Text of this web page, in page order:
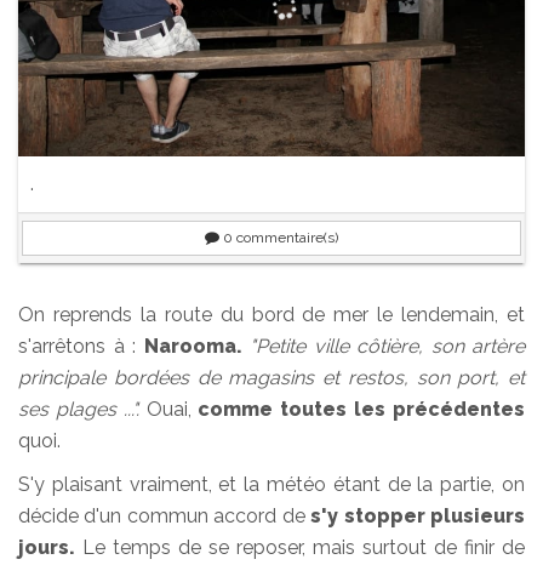
.
0 commentaire(s)
On reprends la route du bord de mer le lendemain, et
s'arrêtons à : Narooma. "Petite ville côtière, son artère
principale bordées de magasins et restos, son port, et
ses plages ...".Ouai, comme toutes les précédentes
quoi.
S'y plaisant vraiment, et la météo étant de la partie, on
décide d'un commun accord des'y stopper plusieurs
jours. Le temps de se reposer, mais surtout de finir de